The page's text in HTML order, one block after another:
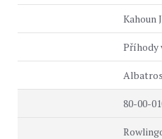
Kahoun
Příhody
Albatros
80-00-